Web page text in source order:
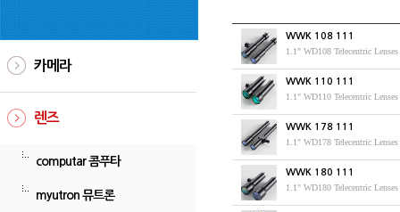
카메라
렌즈
computar 콤푸타
myutron 뮤트론
WWK 108 111
1.1" WD108 Telecentric Lenses
WWK 110 111
1.1" WD110 Telecentric Lenses
WWK 178 111
1.1" WD178 Telecentric Lenses
WWK 180 111
1.1" WD180 Telecentric